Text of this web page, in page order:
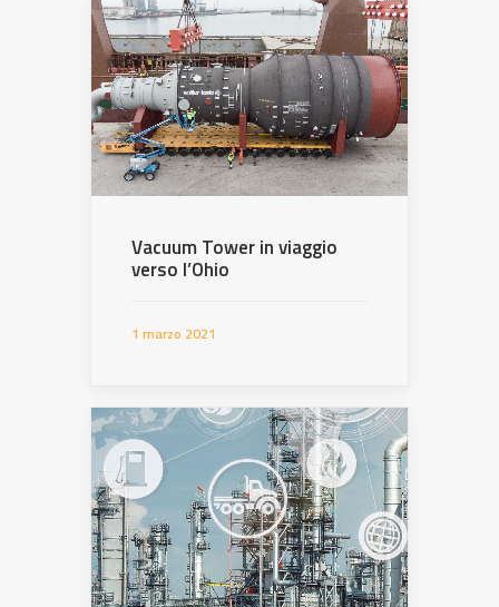
Vacuum Tower in viaggio
verso l’Ohio
1 marzo 2021